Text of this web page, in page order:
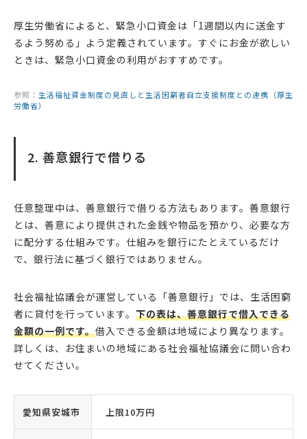
厚生労働省によると、緊急小口資金は「1週間以内に送金す
るよう努める」よう定義されています。すぐにお金が欲しい
ときは、緊急小口資金の利用がおすすめです。
参照： 生活福祉資金制度の見直しと生活困窮者自立支援制度との連携（厚生
労働省）
2. 善意銀行で借りる
任意整理中は、善意銀行で借りる方法もあります。善意銀行
とは、善意により提供された金銭や物品を預かり、必要な方
に配分する仕組みです。仕組みを銀行にたとえているだけ
で、銀行法に基づく銀行ではありません。
社会福祉協議会が運営している「善意銀行」では、生活困窮
者に貸付を行っています。 下の表は、善意銀行で借入できる
金額の一例です。借入できる金額は地域により異なります。
詳しくは、お住まいの地域にある社会福祉協議会に問い合わ
せてください。
愛知県安城市 上限10万円